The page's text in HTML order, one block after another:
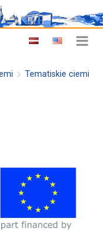
Tematiskie ciemi